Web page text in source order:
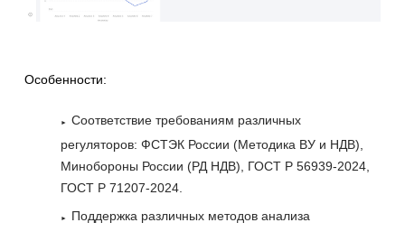
Особенности:
Соответствие требованиям различных
регуляторов: ФСТЭК России (Методика ВУ и НДВ),
Минобороны России (РД НДВ), ГОСТ Р 56939-2024,
ГОСТ Р 71207-2024.
Поддержка различных методов анализа